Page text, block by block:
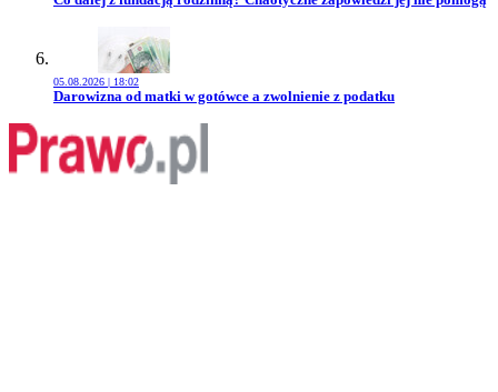
05.08.2026 | 18:02
Przejdź do artykułu:
Darowizna od matki w gotówce a zwolnienie z podatku